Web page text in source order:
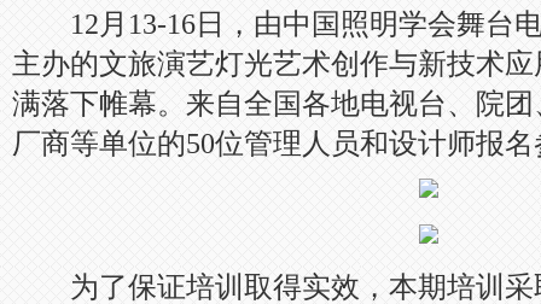
12月13-16日，由中国照明学会舞台
主办的文旅演艺灯光艺术创作与新技术
满落下帷幕。来自全国各地电视台、院
厂商等单位的50位管理人员和设计师报
为了保证培训取得实效，本期培训采